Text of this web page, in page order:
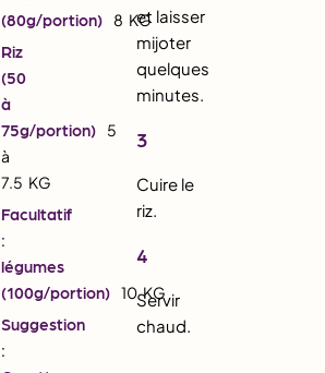
(80g/portion)
8 KG
Riz
(50
à
75g/portion)
5
à
7.5 KG
Facultatif
:
légumes
(100g/portion) 10 KG
Suggestion
:
et laisser
mijoter
quelques
minutes.
3
Cuire le
riz.
4
Servir
chaud.